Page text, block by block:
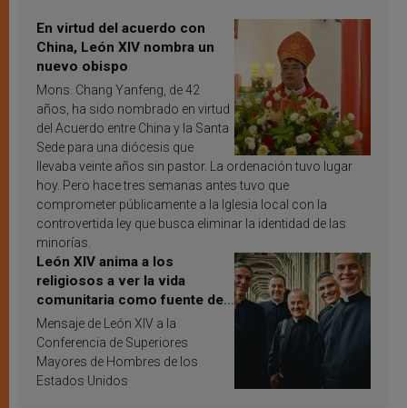
En virtud del acuerdo con
China, León XIV nombra un
nuevo obispo
Mons. Chang Yanfeng, de 42
años, ha sido nombrado en virtud
del Acuerdo entre China y la Santa
Sede para una diócesis que
llevaba veinte años sin pastor. La ordenación tuvo lugar
hoy. Pero hace tres semanas antes tuvo que
comprometer públicamente a la Iglesia local con la
controvertida ley que busca eliminar la identidad de las
minorías.
León XIV anima a los
religiosos a ver la vida
comunitaria como fuente de
inspiración y santificación
Mensaje de León XIV a la
Conferencia de Superiores
Mayores de Hombres de los
Estados Unidos